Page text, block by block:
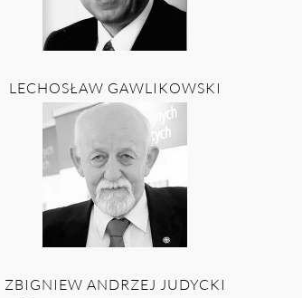
LECHOSŁAW GAWLIKOWSKI
ZBIGNIEW ANDRZEJ JUDYCKI